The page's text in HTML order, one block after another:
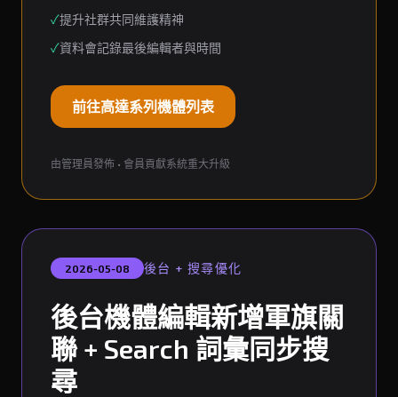
✓提升社群共同維護精神
✓資料會記錄最後編輯者與時間
前往高達系列機體列表
由管理員發佈 • 會員貢獻系統重大升級
2026-05-08 後台 + 搜尋優化
後台機體編輯新增軍旗關
聯 + Search 詞彙同步搜
尋